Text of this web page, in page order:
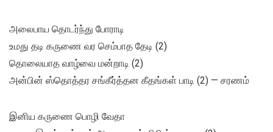
அலைபாய தொடர்ந்து போராடி
உமது தடி கருணை வர செம்பாத தேடி (2)
தொலையாத வாழ்வை மன்றாடி (2)
அன்பின் ஸ்தொத்தர சங்கீர்த்தன கீதங்கள் பாடி (2) — சரணம்
இனிய கருணை பொழி வேதா